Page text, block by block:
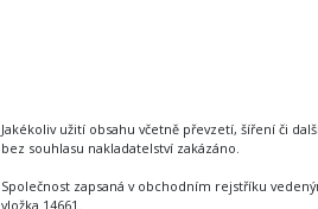
Jakékoliv užití obsahu včetně převzetí, šíření či
bez souhlasu nakladatelství zakázáno.
Společnost zapsaná v obchodním rejstříku
vložka 14661.